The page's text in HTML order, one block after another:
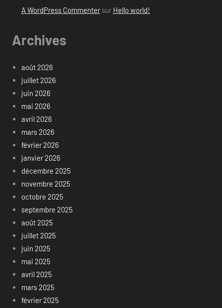
A WordPress Commentersur Hello world!
Archives
août 2026
juillet 2026
juin 2026
mai 2026
avril 2026
mars 2026
février 2026
janvier 2026
décembre 2025
novembre 2025
octobre 2025
septembre 2025
août 2025
juillet 2025
juin 2025
mai 2025
avril 2025
mars 2025
février 2025